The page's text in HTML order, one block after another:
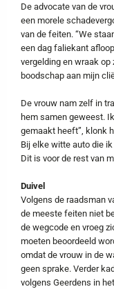
De advocate van de
een morele
van de feiten. “We
een dag faliekant
vergelding en wraak
boodschap aan mijn
De vrouw nam zelf in
hem samen geweest.
gemaakt heeft”, klonk
Bij elke witte auto die
Dit is voor de rest van
Duivel
Volgens de raadsman
de meeste feiten niet
de wegcode en vroeg
moeten beoordeeld
omdat de vrouw in de
geen sprake. Verder
volgens Geerdens in